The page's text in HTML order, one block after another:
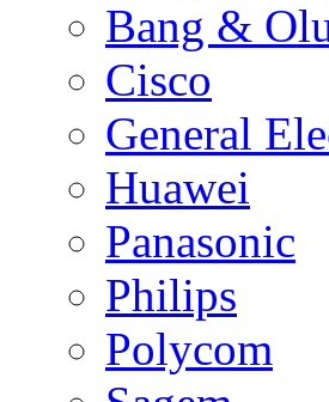
Bang &
Cisco
General
Huawei
Panasonic
Philips
Polycom